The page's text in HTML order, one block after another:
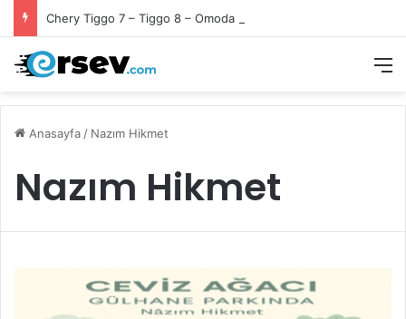
Chery Tiggo 7 – Tiggo 8 – Omoda 5 Ön Fren Balata Takımı
Anasayfa / Nazım Hikmet
Nazım Hikmet